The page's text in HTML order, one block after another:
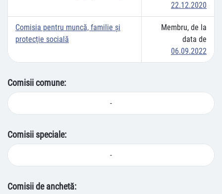
22.12.2020
Comisia pentru muncă, familie şi
protecţie socială
Membru, de la
data de
06.09.2022
Comisii comune:
-
Comisii speciale:
-
Comisii de anchetă: